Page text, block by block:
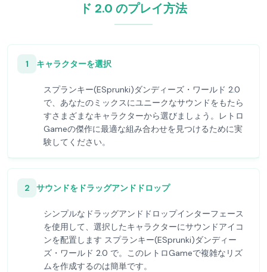
ド 2.0 のプレイ方法
1 キャラクターを選択
スプランキー(ESprunki)ダンディーズ・ワールド 2.0
で、あなたのミックスにユニークなサウンドをもたら
すさまざまなキャラクターから選びましょう。レトロ
Gameの傑作に最適な組み合わせを見つけるために実
験してください。
2 サウンドをドラッグアンドドロップ
シンプルなドラッグアンドドロップインターフェース
を使用して、選択したキャラクターにサウンドアイコ
ンを配置します スプランキー(ESprunki)ダンディー
ズ・ワールド 2.0 で。このレトロGameで複雑なリズ
ムを作成するのは簡単です。